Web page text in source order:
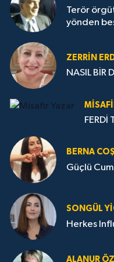
Terör
yönden
ZERRIN
NASIL BİR
FERDİ
BERNA
Güçlü
SONGÜL
Herkes
ALANUR